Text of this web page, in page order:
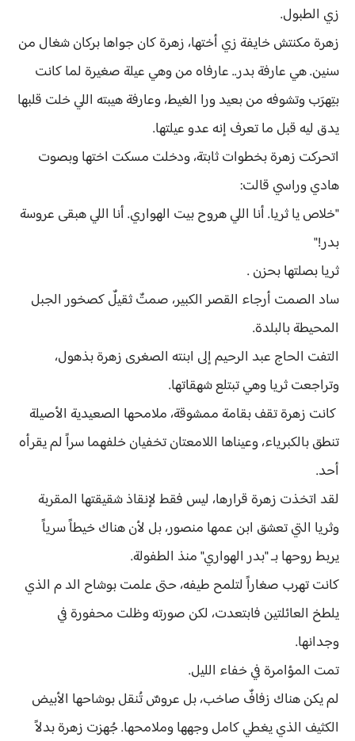
زي الطبول.
زهرة مكنتش خايفة زي أختها، زهرة كان جواها بركان شغال من
سنين. هي عارفة بدر.. عارفاه من وهي عيلة صغيرة لما كانت
بتِهرَب وتشوفه من بعيد ورا الغيط، وعارفة هيبته اللي خلت قلبها
يدق ليه قبل ما تعرف إنه عدو عيلتها.
اتحركت زهرة بخطوات ثابتة، ودخلت مسكت اختها وبصوت
هادي وراسي قالت:
"خلاص يا ثريا. أنا اللي هروح بيت الهواري. أنا اللي هبقى عروسة
بدر!"
ثريا بصلتها بحزن .
ساد الصمت أرجاء القصر الكبير، صمتٌ ثقيلٌ كصخور الجبل
المحيطة بالبلدة.
التفت الحاج عبد الرحيم إلى ابنته الصغرى زهرة بذهول،
وتراجعت ثريا وهي تبتلع شهقاتها.
كانت زهرة تقف بقامة ممشوقة، ملامحها الصعيدية الأصيلة
تنطق بالكبرياء، وعيناها اللامعتان تخفيان خلفهما سراً لم يقرأه
أحد.
لقد اتخذت زهرة قرارها، ليس فقط لإنقاذ شقيقتها المقربة
وثريا التي تعشق ابن عمها منصور، بل لأن هناك خيطاً سرياً
يربط روحها بـ "بدر الهواري" منذ الطفولة.
كانت تهرب صغاراً لتلمح طيفه، حتى علمت بوشاح الد م الذي
يلطخ العائلتين فابتعدت، لكن صورته وظلت محفورة في
وجدانها.
تمت المؤامرة في خفاء الليل.
لم يكن هناك زفافٌ صاخب، بل عروسٌ تُنقل بوشاحها الأبيض
الكثيف الذي يغطي كامل وجهها وملامحها. جُهزت زهرة بدلاً